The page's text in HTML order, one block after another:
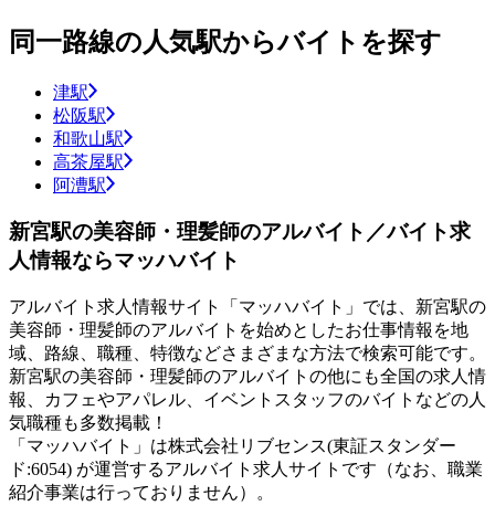
同一路線の人気駅からバイトを探す
津駅
松阪駅
和歌山駅
高茶屋駅
阿漕駅
新宮駅の美容師・理髪師のアルバイト／バイト求
人情報ならマッハバイト
アルバイト求人情報サイト「マッハバイト」では、新宮駅の
美容師・理髪師のアルバイトを始めとしたお仕事情報を地
域、路線、職種、特徴などさまざまな方法で検索可能です。
新宮駅の美容師・理髪師のアルバイトの他にも全国の求人情
報、カフェやアパレル、イベントスタッフのバイトなどの人
気職種も多数掲載！
「マッハバイト」は株式会社リブセンス(東証スタンダー
ド:6054) が運営するアルバイト求人サイトです（なお、職業
紹介事業は行っておりません）。